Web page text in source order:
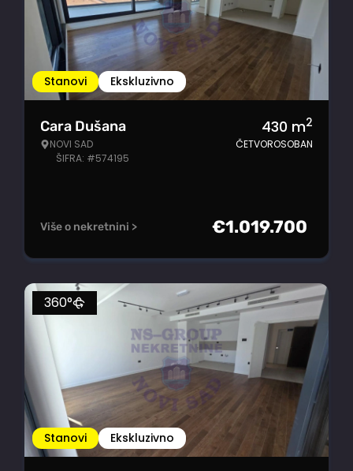
Stanovi Ekskluzivno
Cara Dušana
NOVI SAD
ŠIFRA: #574195
430 m2
ČETVOROSOBAN
Više o nekretnini > €1.019.700
Stanovi Ekskluzivno
360°